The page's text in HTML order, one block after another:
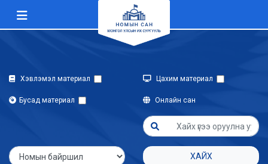
Хэвлэмэл материал Цахим материал
Бусад материал Онлайн сан
ХАЙХ